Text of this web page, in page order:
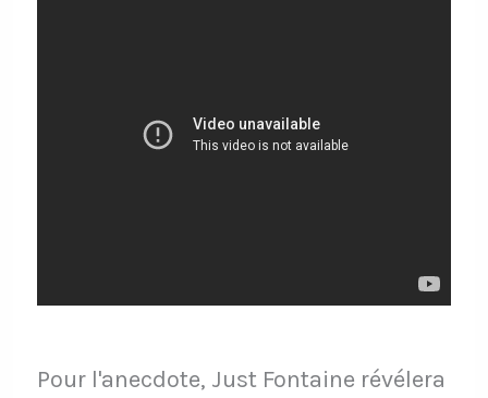
Pour l'anecdote, Just Fontaine révélera